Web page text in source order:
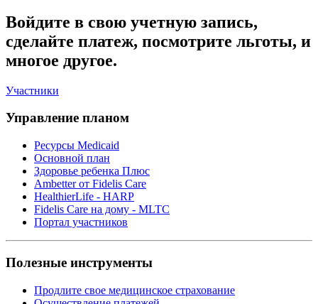
Войдите в свою учетную запись,
сделайте платеж, посмотрите льготы, и
многое другое.
Участники
Управление планом
Ресурсы Medicaid
Основной план
Здоровье ребенка Плюс
Ambetter от Fidelis Care
HealthierLife - HARP
Fidelis Care на дому - MLTC
Портал участников
Полезные инструменты
Продлите свое медицинское страхование